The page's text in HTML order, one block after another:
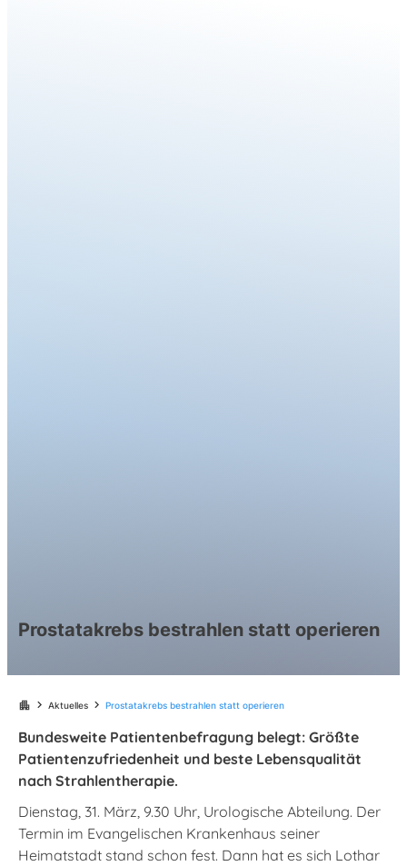
Prostatakrebs bestrahlen statt operieren
apartment chevron_right Aktuelles chevron_right Prostatakrebs bestrahlen statt operieren
Bundesweite Patientenbefragung belegt: Größte
Patientenzufriedenheit und beste Lebensqualität
nach Strahlentherapie.
Dienstag, 31. März, 9.30 Uhr, Urologische Abteilung. Der
Termin im Evangelischen Krankenhaus seiner
Heimatstadt stand schon fest. Dann hat es sich Lothar